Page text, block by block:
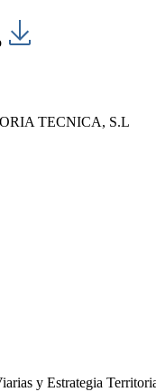
TECNICA, S.L
y Estrategia